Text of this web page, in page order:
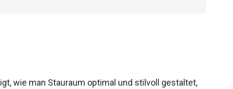
wie man Stauraum optimal und stilvoll gestaltet,